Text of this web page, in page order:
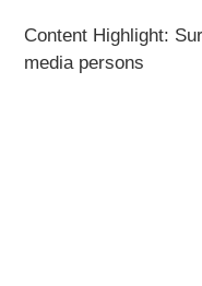
Content Highlight:
media persons